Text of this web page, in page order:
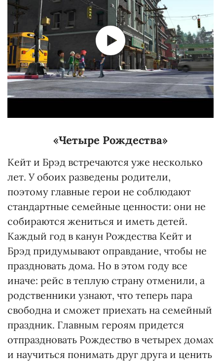
«Четыре Рождества»
Кейт и Брэд встречаются уже несколько
лет. У обоих разведены родители,
поэтому главные герои не соблюдают
стандартные семейные ценности: они не
собираются жениться и иметь детей.
Каждый год в канун Рождества Кейт и
Брэд придумывают оправдание, чтобы не
праздновать дома. Но в этом году все
иначе: рейс в теплую страну отменили, а
родственники узнают, что теперь пара
свободна и сможет приехать на семейный
праздник. Главным героям придется
отпраздновать Рождество в четырех домах
и научиться понимать друг друга и ценить